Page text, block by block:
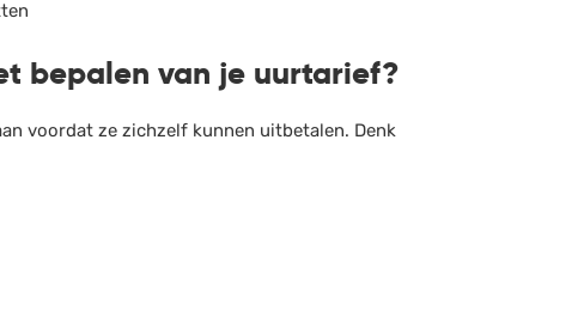
bepalen van je uurtarief?
voordat ze zichzelf kunnen uitbetalen. Denk